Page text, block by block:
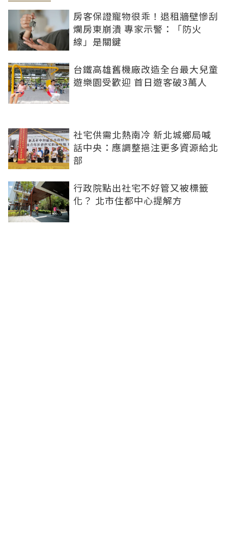
房客保證寵物很乖！退租牆壁慘刮
爛房東崩潰 專家示警：「防火
線」是關鍵
台鐵高雄舊機廠改造全台最大兒童
遊樂園受歡迎 首日遊客破3萬人
社宅供需北熱南冷 新北城鄉局喊
話中央：應調整挹注更多資源給北
部
行政院點出社宅不好管又被標籤
化？ 北市住都中心提解方